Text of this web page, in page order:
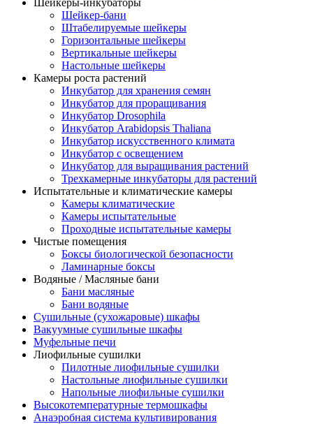
Шейкеры-инкубаторы
Шейкер-бани
Штабелируемые шейкеры
Горизонтальные шейкеры
Вертикальные шейкеры
Настольные шейкеры
Камеры роста растений
Инкубатор для хранения семян
Инкубатор для проращивания
Инкубатор Drosophila
Инкубатор Arabidopsis Thaliana
Инкубатор искусственного климата
Инкубатор с освещением
Инкубатор для выращивания растений
Трехкамерные инкубаторы для растений
Испытательные и климатические камеры
Камеры климатические
Камеры испытательные
Проходные испытательные камеры
Чистые помещения
Боксы биологической безопасности
Ламинарные боксы
Водяные / Масляные бани
Бани масляные
Бани водяные
Сушильные (сухожаровые) шкафы
Вакуумные сушильные шкафы
Муфельные печи
Лиофильные сушилки
Пилотные лиофильные сушилки
Настольные лиофильные сушилки
Напольные лиофильные сушилки
Высокотемпературные термошкафы
Анаэробная система культивирования